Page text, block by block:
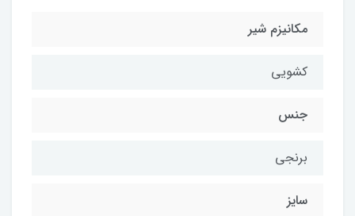
مکانیزم شیر
کشویی
جنس
برنجی
سایز